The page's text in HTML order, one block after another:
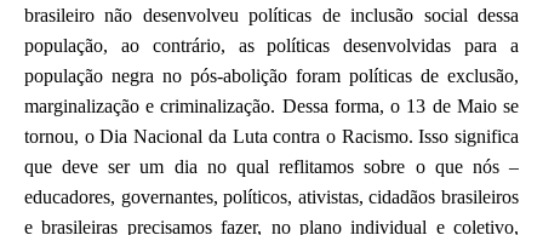
brasileiro não desenvolveu políticas de inclusão social dessa
população, ao contrário, as políticas desenvolvidas para a
população negra no pós-abolição foram políticas de exclusão,
marginalização e criminalização. Dessa forma, o 13 de Maio se
tornou, o Dia Nacional da Luta contra o Racismo. Isso significa
que deve ser um dia no qual reflitamos sobre o que nós –
educadores, governantes, políticos, ativistas, cidadãos brasileiros
e brasileiras precisamos fazer, no plano individual e coletivo,